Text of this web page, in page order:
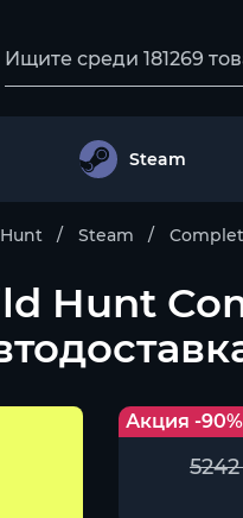
Steam
Steam
Hunt
Акция -90%